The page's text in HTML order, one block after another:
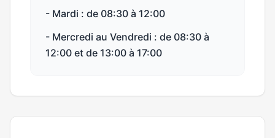
- Mardi : de 08:30 à 12:00
- Mercredi au Vendredi : de 08:30 à
12:00 et de 13:00 à 17:00